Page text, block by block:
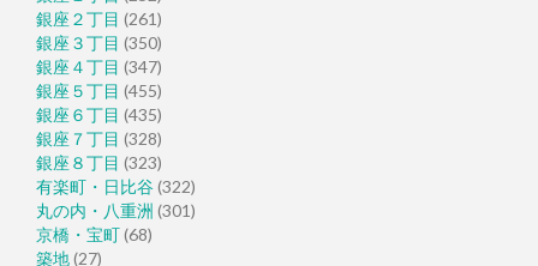
銀座２丁目 (261)
銀座３丁目 (350)
銀座４丁目 (347)
銀座５丁目 (455)
銀座６丁目 (435)
銀座７丁目 (328)
銀座８丁目 (323)
有楽町・日比谷(322)
丸の内・八重洲 (301)
京橋・宝町(68)
築地(27)